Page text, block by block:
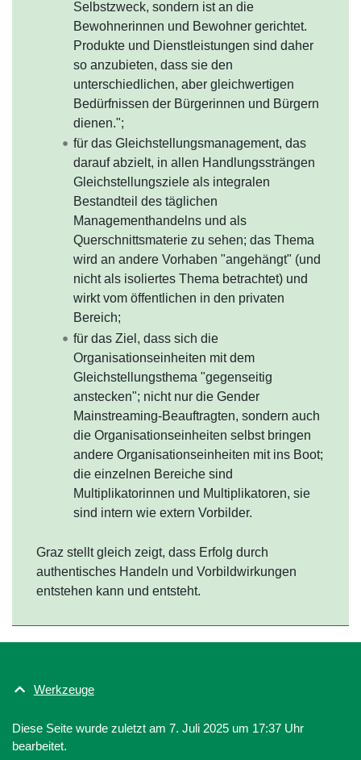
Selbstzweck, sondern ist an die
Bewohnerinnen und Bewohner gerichtet.
Produkte und Dienstleistungen sind daher
so anzubieten, dass sie den
unterschiedlichen, aber gleichwertigen
Bedürfnissen der Bürgerinnen und Bürgern
dienen.";
für das Gleichstellungsmanagement, das
darauf abzielt, in allen Handlungssträngen
Gleichstellungsziele als integralen
Bestandteil des täglichen
Managementhandelns und als
Querschnittsmaterie zu sehen; das Thema
wird an andere Vorhaben "angehängt" (und
nicht als isoliertes Thema betrachtet) und
wirkt vom öffentlichen in den privaten
Bereich;
für das Ziel, dass sich die
Organisationseinheiten mit dem
Gleichstellungsthema "gegenseitig
anstecken"; nicht nur die Gender
Mainstreaming-Beauftragten, sondern auch
die Organisationseinheiten selbst bringen
andere Organisationseinheiten mit ins Boot;
die einzelnen Bereiche sind
Multiplikatorinnen und Multiplikatoren, sie
sind intern wie extern Vorbilder.
Graz stellt gleich zeigt, dass Erfolg durch
authentisches Handeln und Vorbildwirkungen
entstehen kann und entsteht.
Werkzeuge
Diese Seite wurde zuletzt am 7. Juli 2025 um 17:37 Uhr
bearbeitet.